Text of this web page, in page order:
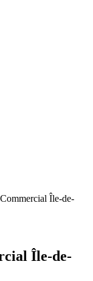
Île-de-
Île-de-